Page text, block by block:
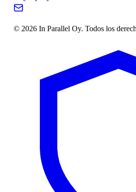
© 2026 In Parallel Oy. Todos los